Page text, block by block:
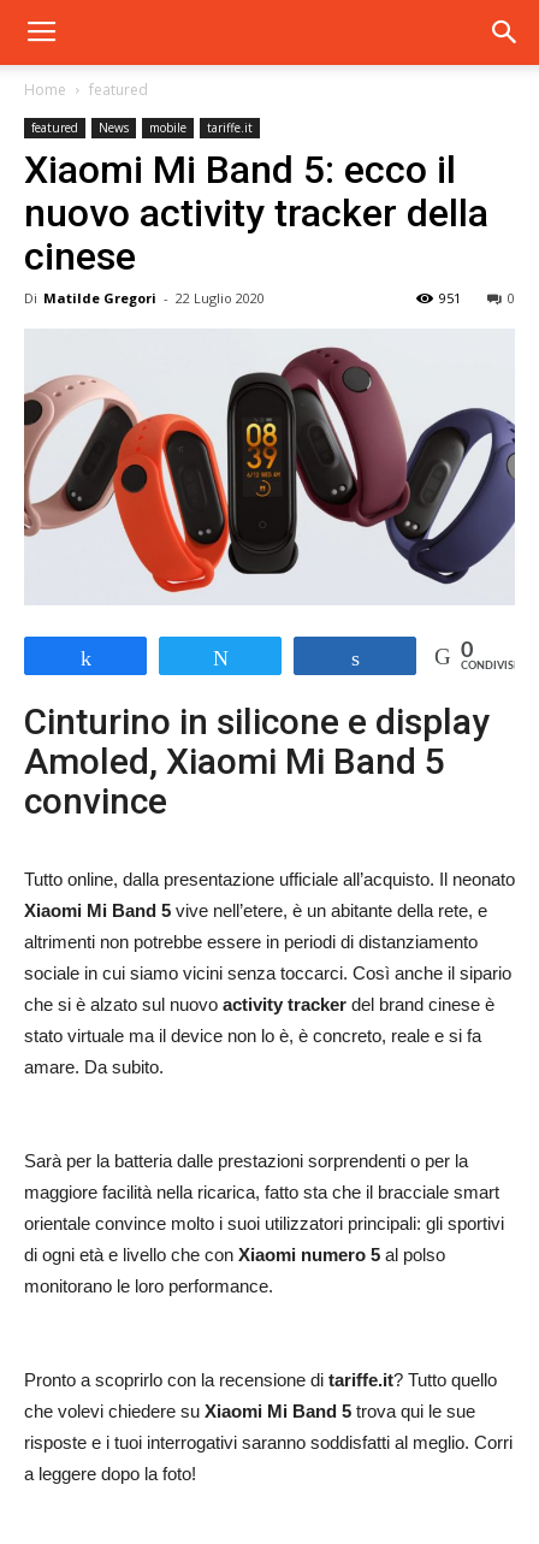
Home featured
featured News mobile tariffe.it
Xiaomi Mi Band 5: ecco il
nuovo activity tracker della
cinese
Di Matilde Gregori - 22 Luglio 2020 0
951
0
CONDIVISIONI
Cinturino in silicone e display
Amoled, Xiaomi Mi Band 5
convince
Tutto online, dalla presentazione ufficiale all’acquisto. Il neonato
Xiaomi Mi Band 5 vive nell’etere, è un abitante della rete, e
altrimenti non potrebbe essere in periodi di distanziamento
sociale in cui siamo vicini senza toccarci. Così anche il sipario
che si è alzato sul nuovo activity tracker del brand cinese è
stato virtuale ma il device non lo è, è concreto, reale e si fa
amare. Da subito.
Sarà per la batteria dalle prestazioni sorprendenti o per la
maggiore facilità nella ricarica, fatto sta che il bracciale smart
orientale convince molto i suoi utilizzatori principali: gli sportivi
di ogni età e livello che con Xiaomi numero 5 al polso
monitorano le loro performance.
Pronto a scoprirlo con la recensione di tariffe.it? Tutto quello
che volevi chiedere su Xiaomi Mi Band 5 trova qui le sue
risposte e i tuoi interrogativi saranno soddisfatti al meglio. Corri
a leggere dopo la foto!